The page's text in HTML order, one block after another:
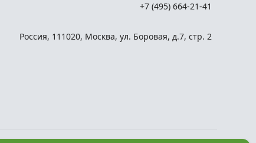
+7 (495) 664-21-41
Россия, 111020, Москва, ул. Боровая, д.7, стр. 2